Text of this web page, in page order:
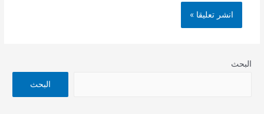
البحث
البحث